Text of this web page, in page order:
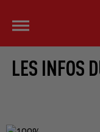
LES INFOS